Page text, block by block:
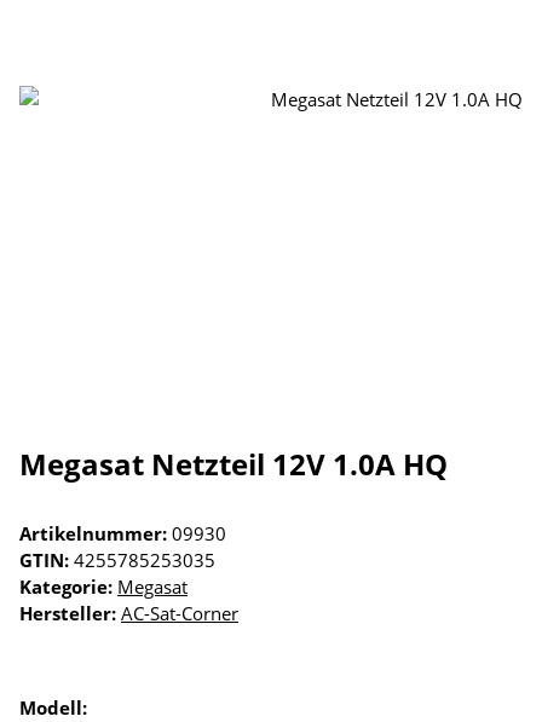
Megasat Netzteil 12V 1.0A HQ
Artikelnummer: 09930
GTIN: 4255785253035
Kategorie: Megasat
Hersteller: AC-Sat-Corner
Modell: